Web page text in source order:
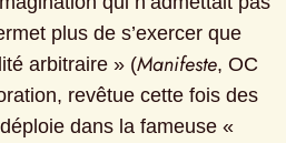
plus de s’exercer que
arbitraire » (Manifeste, OC
revêtue cette fois des
dans la fameuse «